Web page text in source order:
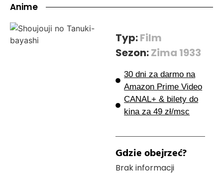
Anime
Typ:Film
Sezon:Zima 1933
30 dni za darmo na
Amazon Prime Video
CANAL+ & bilety do
kina za 49 zł/msc
Gdzie obejrzeć?
Brak informacji